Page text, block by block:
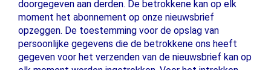
doorgegeven aan derden. De betrokkene kan op elk
moment het abonnement op onze nieuwsbrief
opzeggen. De toestemming voor de opslag van
persoonlijke gegevens die de betrokkene ons heeft
gegeven voor het verzenden van de nieuwsbrief kan op